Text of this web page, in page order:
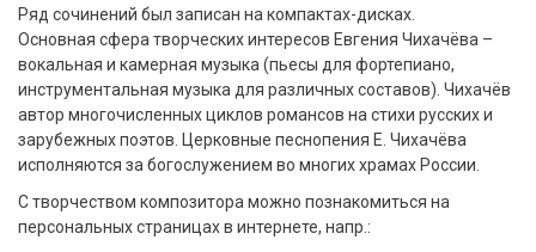
Ряд сочинений был записан на компактах-дисках.
Основная сфера творческих интересов Евгения Чихачёва –
вокальная и камерная музыка (пьесы для фортепиано,
инструментальная музыка для различных составов). Чихачёв
автор многочисленных циклов романсов на стихи русских и
зарубежных поэтов. Церковные песнопения Е. Чихачёва
исполняются за богослужением во многих храмах России.
С творчеством композитора можно познакомиться на
персональных страницах в интернете, напр.: